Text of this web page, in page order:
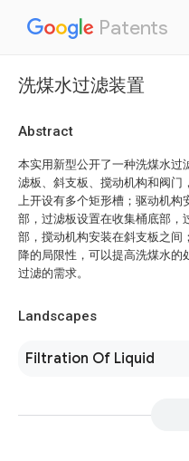
Patents
洗煤水过滤装置
Abstract
本实用新型公开了一种洗煤水过
滤板、斜支板、搅动机构和阀门
上开设有多个矩形槽；驱动机构
部，过滤板设置在收集桶底部，
部，搅动机构安装在斜支板之间
降的局限性，可以提高洗煤水
过滤的需求。
Landscapes
Filtration Of Liquid